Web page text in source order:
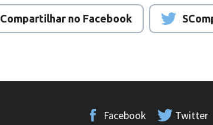
Compartilhar no Facebook
Facebook Twitter